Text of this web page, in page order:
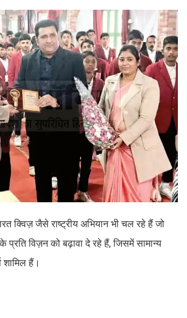
क्विज़ जैसे राष्ट्रीय अभियान भी चल रहे हैं जो
प्रति विज़न को बढ़ावा दे रहे हैं, जिसमें सामान्य
हैं।